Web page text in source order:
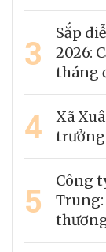
3
Sắp
2026:
tháng
4
Xã
trưởng
5
Công